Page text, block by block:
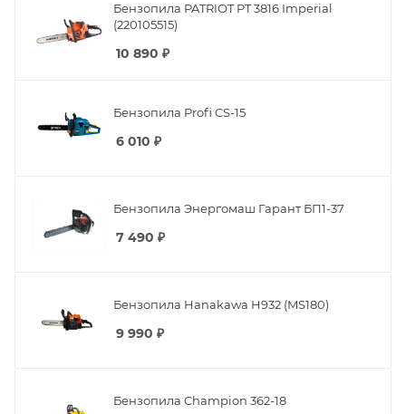
Бензопила PATRIOT PT 3816 Imperial
(220105515)
10 890 ₽
Бензопила Profi CS-15
6 010 ₽
Бензопила Энергомаш Гарант БП1-37
7 490 ₽
Бензопила Hanakawa H932 (MS180)
9 990 ₽
Бензопила Champion 362-18